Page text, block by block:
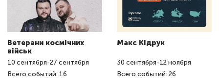
Ветерани космічних
військ
10 сентября-27 сентября
Всего событий: 16
Макс Кідрук
30 сентября-12ноября
Всего событий: 26